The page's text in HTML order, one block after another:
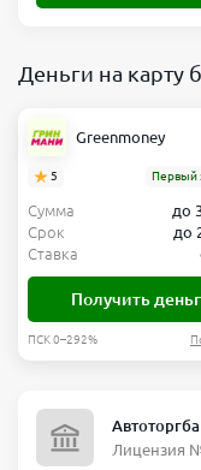
Деньги на карту
Greenmoney
5 Первый
Сумма
до
Срок
до
Ставка
Получить
ПСК 0–292%
Лицензия